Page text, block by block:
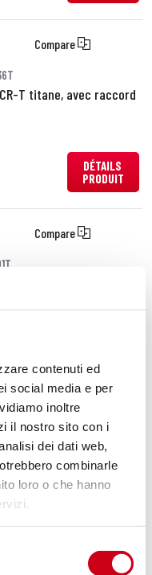
contenuti ed
social media e per
inoltre
il nostro sito con i
dei dati web,
combinarle
loro o che hanno
Compare
T titane, avec raccord
DÉTAILS
PRODUIT
Compare
PRODUIT
Compare
R carbone, avec
PRODUIT